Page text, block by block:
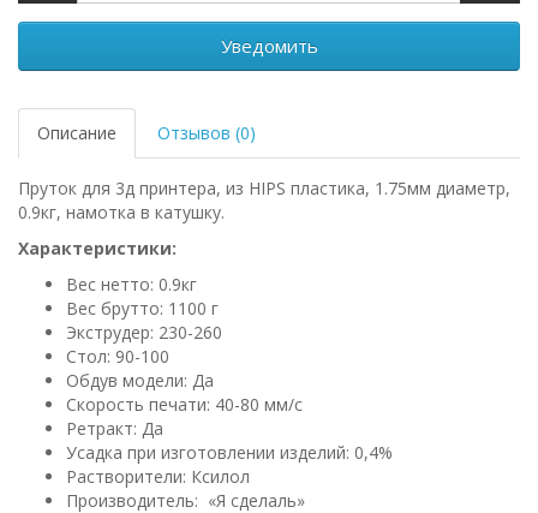
Уведомить
Описание Отзывов (0)
Пруток для 3д принтера, из HIPS пластика, 1.75мм диаметр,
0.9кг, намотка в катушку.
Характеристики:
Вес нетто: 0.9кг
Вес брутто: 1100 г
Экструдер: 230-260
Стол: 90-100
Обдув модели: Да
Скорость печати: 40-80 мм/с
Ретракт: Да
Усадка при изготовлении изделий: 0,4%
Растворители: Ксилол
Производитель: «Я сделаль»